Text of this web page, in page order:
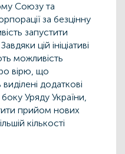
Союзу та
за безцінну
запустити
цій ініціативі
можливість
вірю, що
додаткові
Уряду України,
прийом нових
кількості